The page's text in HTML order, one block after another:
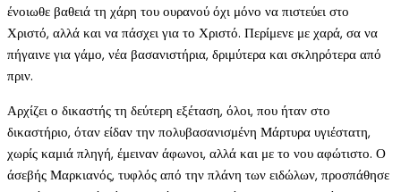
ένοιωθε βαθειά τη χάρη του ουρανού όχι μόνο να πιστεύει στο
Χριστό, αλλά και να πάσχει για το Χριστό. Περίμενε με χαρά, σα να
πήγαινε για γάμο, νέα βασανιστήρια, δριμύτερα και σκληρότερα από
πριν.
Αρχίζει ο δικαστής τη δεύτερη εξέταση, όλοι, που ήταν στο
δικαστήριο, όταν είδαν την πολυβασανισμένη Μάρτυρα υγιέστατη,
χωρίς καμιά πληγή, έμειναν άφωνοι, αλλά και με το νου αφώτιστο. Ο
άσεβής Μαρκιανός, τυφλός από την πλάνη των ειδώλων, προσπάθησε